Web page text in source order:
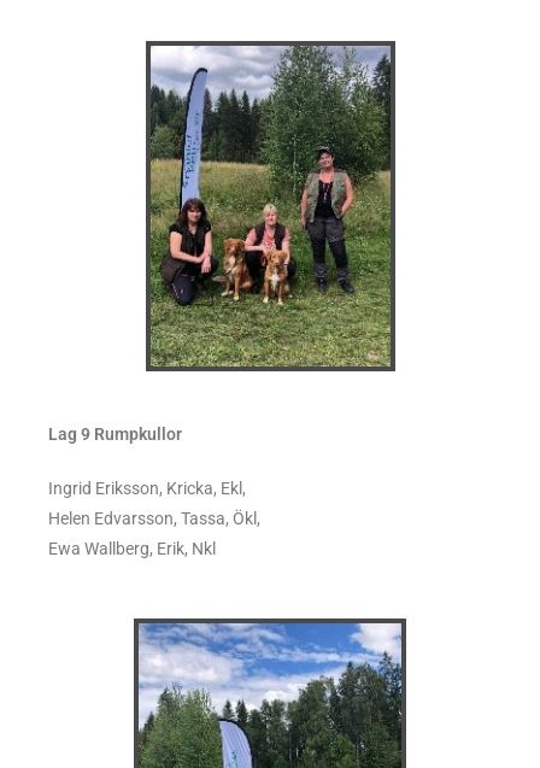
Lag 9 Rumpkullor
Ingrid Eriksson, Kricka, Ekl,
Helen Edvarsson, Tassa, Ökl,
Ewa Wallberg, Erik, Nkl